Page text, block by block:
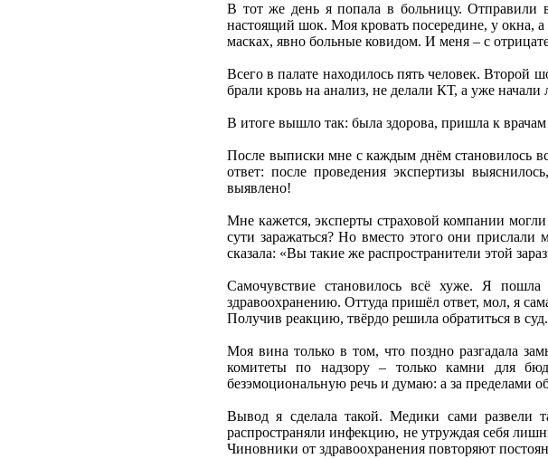
В тот же день я попала в больницу. Отправили
настоящий шок. Моя кровать посередине, у окна,
масках, явно больные ковидом. И меня – с
Всего в палате находилось пять человек.
брали кровь на анализ, не делали КТ, а уже начали
В итоге вышло так: была здорова, пришла к
После выписки мне с каждым днём становилось
ответ: после проведения экспертизы
выявлено!
Мне кажется, эксперты страховой компании
сути заражаться? Но вместо этого они прислали
сказала: «Вы такие же распространители этой
Самочувствие становилось всё хуже. Я
здравоохранению. Оттуда пришёл ответ, мол, я
Получив реакцию, твёрдо решила обратиться в
Моя вина только в том, что поздно разгадала
комитеты по надзору – только камни для
безэмоциональную речь и думаю: а за пределами
Вывод я сделала такой. Медики сами развели
распространяли инфекцию, не утруждая себя
Чиновники от здравоохранения повторяют